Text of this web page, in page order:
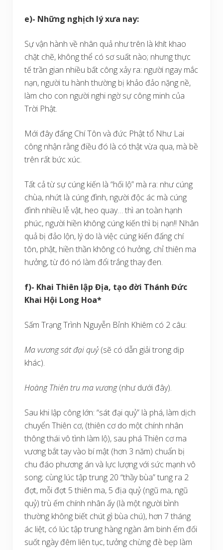
e)- Những nghịch lý xưa nay:
Sự vận hành về nhân quả như trên là khít khao
chặt chẽ, không thể có sơ suất nào; nhưng thực
tế trần gian nhiều bất công xảy ra: người ngay mắc
nạn, người tu hành thường bị khảo đảo nặng nề,
làm cho con người nghi ngờ sự công minh của
Trời Phật.
Mới đây đấng Chí Tôn và đức Phật tổ Như Lai
công nhận rằng điều đó là có thật vừa qua, mà bề
trên rất bức xúc.
Tất cả từ sự cúng kiến là “hối lộ” mà ra: như cúng
chùa, nhứt là cúng đình, người độc ác mà cúng
đình nhiều lễ vật, heo quay… thì an toàn hạnh
phúc, người hiền không cúng kiến thì bị nạn!! Nhân
quả bị đảo lộn, lý do là việc cúng kiến đấng chí
tôn, phật, hiền thần không có hưởng, chỉ thiên ma
hưởng, từ đó nó làm đổi trắng thay đen.
f)- Khai Thiên lập Địa, tạo đời Thánh Đức
Khai Hội Long Hoa*
Sấm Trạng Trình Nguyễn Bỉnh Khiêm có 2 câu:
Ma vương sát đại quỷ(sẽ có dẫn giải trong dịp
khác).
Hoàng Thiên tru ma vương(như dưới đây).
Sau khi lập công lớn: “sát đại quỷ” là phá, làm dịch
chuyển Thiên cơ, (thiên cơ do một chính nhân
thông thái vô tình làm lộ), sau phá Thiên cơ ma
vương bắt tay vào bí mật (hơn 3 năm) chuẩn bị
chu đáo phương án và lực lượng với sức mạnh vô
song; cùng lúc tập trung 20 “thầy bùa” tung ra 2
đợt, mỗi đợt 5 thiên ma, 5 địa quỷ (ngũ ma, ngũ
quỷ) trù ếm chính nhân ấy (là một người bình
thường không biết chút gì bùa chú), hơn 7 tháng
ác liệt, có lúc tập trung hàng ngàn âm binh ếm đối
suốt ngày đêm liên tục, tưởng chừng đè bẹp làm